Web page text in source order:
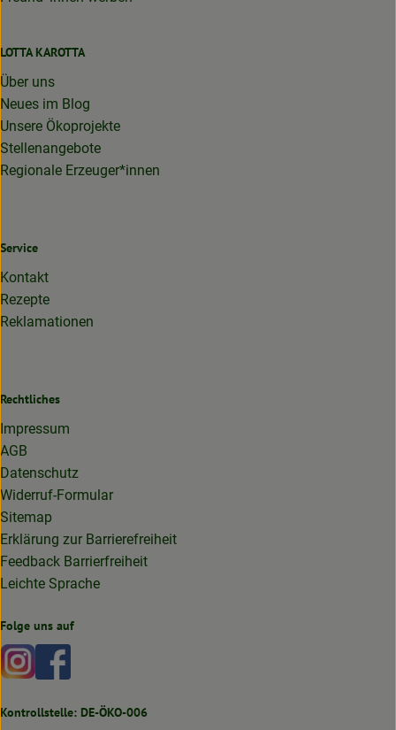
LOTTA KAROTTA
Über uns
Neues im Blog
Unsere Ökoprojekte
Stellenangebote
Regionale Erzeuger*innen
Service
Kontakt
Rezepte
Reklamationen
Rechtliches
Impressum
AGB
Datenschutz
Widerruf-Formular
Sitemap
Erklärung zur Barrierefreiheit
Feedback Barrierfreiheit
Leichte Sprache
Folge uns auf
Externer Link zu https://www.instagram.com/
Kontrollstelle: DE-ÖKO-006